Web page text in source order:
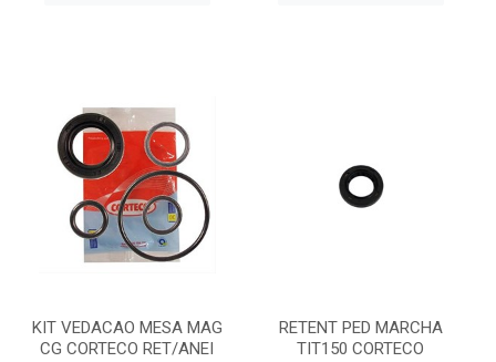
KIT VEDACAO MESA MAG
CG CORTECO RET/ANEI
RETENT PED MARCHA
TIT150 CORTECO